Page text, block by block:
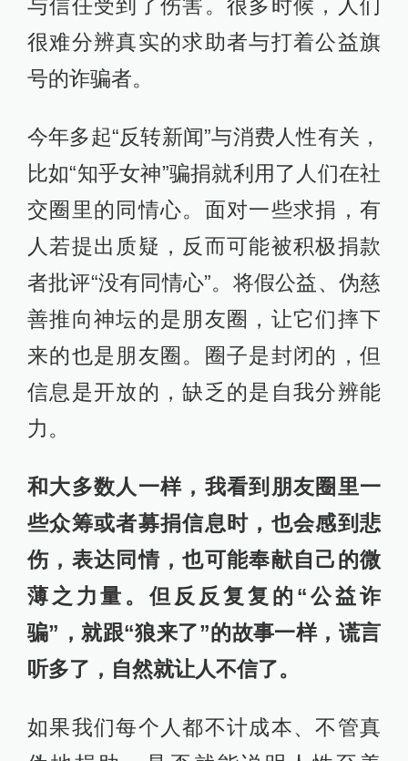
与信任受到了伤害。很多时候，人们
很难分辨真实的求助者与打着公益旗
号的诈骗者。
今年多起“反转新闻”与消费人性有关，
比如“知乎女神”骗捐就利用了人们在社
交圈里的同情心。面对一些求捐，有
人若提出质疑，反而可能被积极捐款
者批评“没有同情心”。将假公益、伪慈
善推向神坛的是朋友圈，让它们摔下
来的也是朋友圈。圈子是封闭的，但
信息是开放的，缺乏的是自我分辨能
力。
和大多数人一样，我看到朋友圈里一
些众筹或者募捐信息时，也会感到悲
伤，表达同情，也可能奉献自己的微
薄之力量。但反反复复的“公益诈
骗”，就跟“狼来了”的故事一样，谎言
听多了，自然就让人不信了。
如果我们每个人都不计成本、不管真